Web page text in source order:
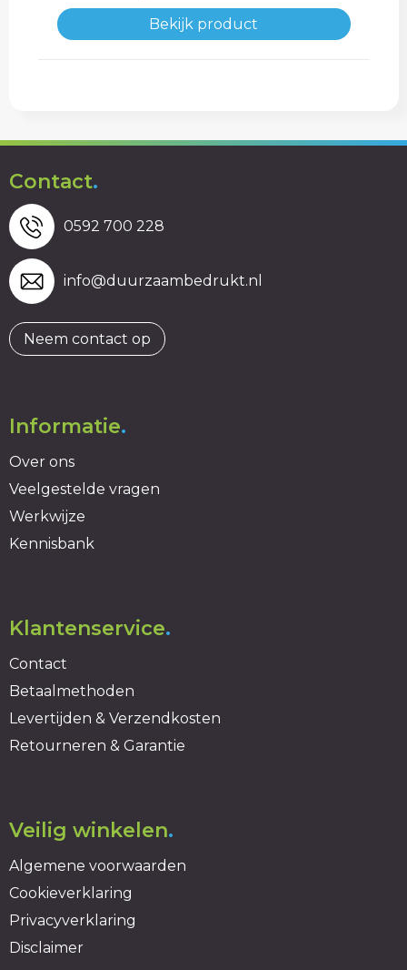
Bekijk product
Contact.
0592 700 228
info@duurzaambedrukt.nl
Neem contact op
Informatie.
Over ons
Veelgestelde vragen
Werkwijze
Kennisbank
Klantenservice.
Contact
Betaalmethoden
Levertijden & Verzendkosten
Retourneren & Garantie
Veilig winkelen.
Algemene voorwaarden
Cookieverklaring
Privacyverklaring
Disclaimer